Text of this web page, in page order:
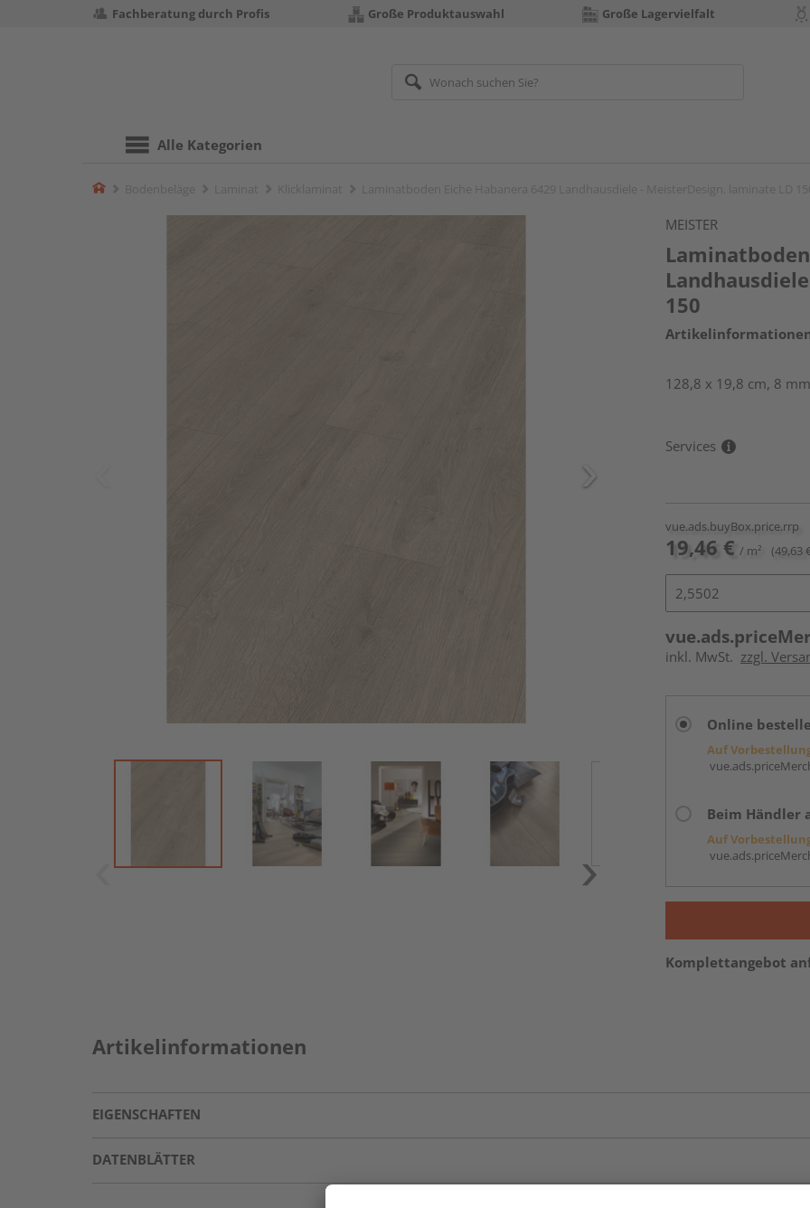
Fachberatung durch Profis Große Produktauswahl Große Lagervielfalt
Alle Kategorien
Home
MEISTER
150
128,8 x 19,8 cm, 8
Services
vue.ads.buyBox.price.rrp
19,46 € / m² (49,63
inkl. MwSt. zzgl.
Online
Auf
Beim Händler
Auf
Komplettangebot
Artikelinformationen
EIGENSCHAFTEN
DATENBLÄTTER